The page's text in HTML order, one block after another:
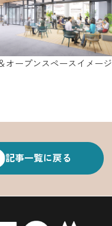
オープンスペースイメージ
記事一覧に戻る